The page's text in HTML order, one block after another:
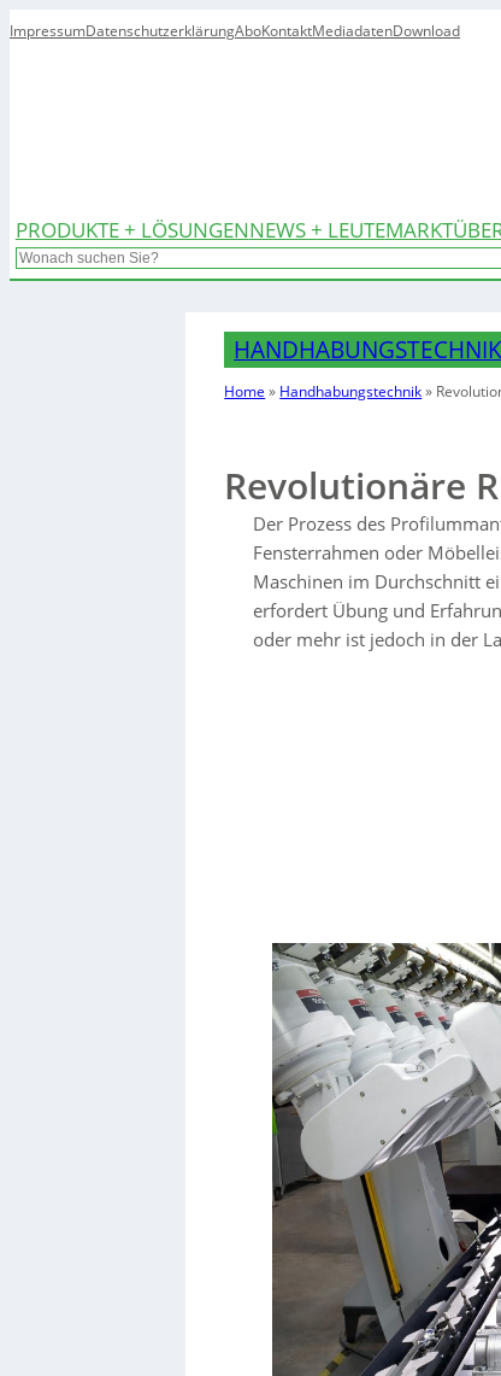
ImpressumDatenschutzerklärungAboKontaktMediadatenDownload
PRODUKTE + LÖSUNGENNEWS + LEUTE
Search
HANDHABUNGSTECHNIK
Home » Handhabungstechnik»
Revolutionäre
Der Prozess des
Fensterrahmen oder
Maschinen im Durchschnitt
erfordert Übung und
oder mehr ist jedoch in der